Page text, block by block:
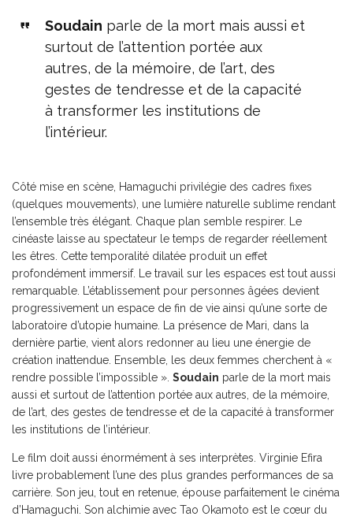
Soudain parle de la mort mais aussi et
surtout de l’attention portée aux
autres, de la mémoire, de l’art, des
gestes de tendresse et de la capacité
à transformer les institutions de
l’intérieur.
Côté mise en scène, Hamaguchi privilégie des cadres fixes
(quelques mouvements), une lumière naturelle sublime rendant
l’ensemble très élégant. Chaque plan semble respirer. Le
cinéaste laisse au spectateur le temps de regarder réellement
les êtres. Cette temporalité dilatée produit un effet
profondément immersif. Le travail sur les espaces est tout aussi
remarquable. L’établissement pour personnes âgées devient
progressivement un espace de fin de vie ainsi qu’une sorte de
laboratoire d’utopie humaine. La présence de Mari, dans la
dernière partie, vient alors redonner au lieu une énergie de
création inattendue. Ensemble, les deux femmes cherchent à «
rendre possible l’impossible ». Soudain parle de la mort mais
aussi et surtout de l’attention portée aux autres, de la mémoire,
de l’art, des gestes de tendresse et de la capacité à transformer
les institutions de l’intérieur.
Le film doit aussi énormément à ses interprètes. Virginie Efira
livre probablement l’une des plus grandes performances de sa
carrière. Son jeu, tout en retenue, épouse parfaitement le cinéma
d’Hamaguchi. Son alchimie avec Tao Okamoto est le cœur du